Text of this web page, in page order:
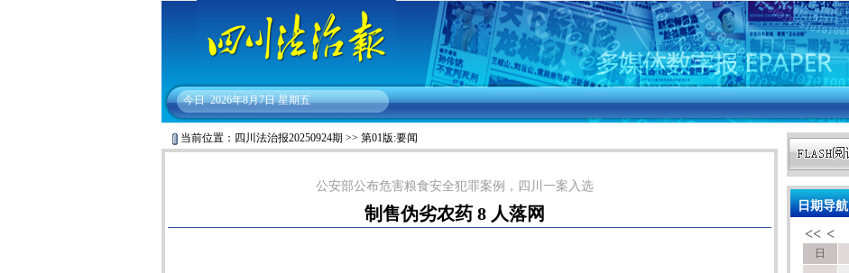
今日 2026年8月7日 星期五
当前位置： 四川法治报20250924期 >> 第01版:要闻
公安部公布危害粮食安全犯罪案例，四川一案入选
制售伪劣农药 8 人落网 日期导航